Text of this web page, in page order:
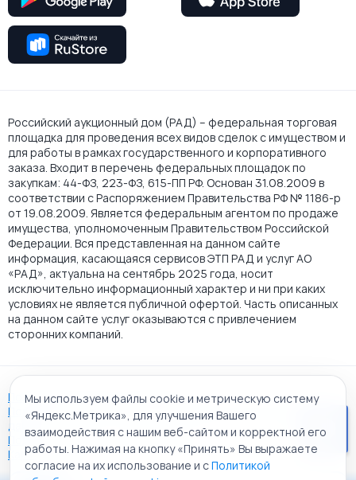
Российский аукционный дом (РАД) – федеральная торговая
площадка для проведения всех видов сделок с имуществом и
для работы в рамках государственного и корпоративного
заказа. Входит в перечень федеральных площадок по
закупкам: 44-ФЗ, 223-ФЗ, 615-ПП РФ. Основан 31.08.2009 в
соответствии с Распоряжением Правительства РФ № 1186-р
от 19.08.2009. Является федеральным агентом по продаже
имущества, уполномоченным Правительством Российской
Федерации. Вся представленная на данном сайте
информация, касающаяся сервисов ЭТП РАД и услуг АО
«РАД», актуальна на сентябрь 2025 года, носит
исключительно информационный характер и ни при каких
условиях не является публичной офертой. Часть описанных
на данном сайте услуг оказываются с привлечением
сторонних компаний.
Пользовательское соглашение
Политика АО "РАД" в отношении обработки персональных
данных
Политика обработки файлов cookie
Карта сайта
Мы используем файлы cookie и метрическую систему
«Яндекс.Метрика», для улучшения Вашего
взаимодействия с нашим веб-сайтом и корректной его
работы. Нажимая на кнопку «Принять» Вы выражаете
согласие на их использование и сПолитикой